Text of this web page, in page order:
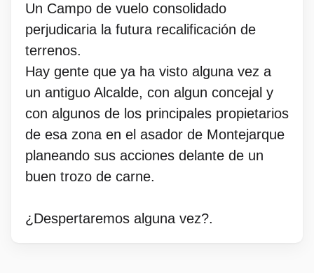
Un Campo de vuelo consolidado
perjudicaria la futura recalificación de
terrenos.
Hay gente que ya ha visto alguna vez a
un antiguo Alcalde, con algun concejal y
con algunos de los principales propietarios
de esa zona en el asador de Montejarque
planeando sus acciones delante de un
buen trozo de carne.
¿Despertaremos alguna vez?.